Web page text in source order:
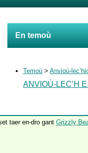
En temoù
Temoù > Anvioù-
ANVIOÙ-LEC’H
taer en-dro gant Grizzly